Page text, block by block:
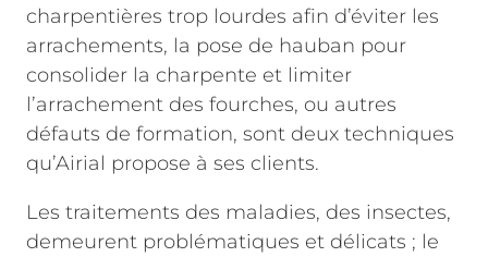
charpentières trop lourdes afin d’éviter les
arrachements, la pose de hauban pour
consolider la charpente et limiter
l’arrachement des fourches, ou autres
défauts de formation, sont deux techniques
qu’Airial propose à ses clients.
Les traitements des maladies, des insectes,
demeurent problématiques et délicats ; le